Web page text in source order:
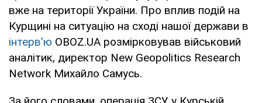
вже на території України. Про вплив подій на
Курщині на ситуацію на сході нашої держави в
інтерв'ю OBOZ.UA розмірковував військовий
аналітик, директор New Geopolitics Research
Network Михайло Самусь.